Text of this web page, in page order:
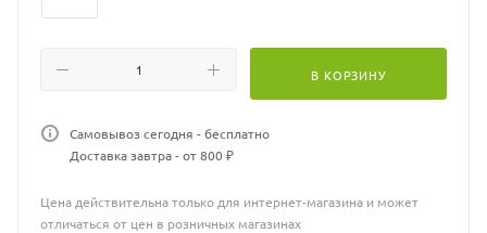
В КОРЗИНУ
Самовывоз сегодня - бесплатно
Доставка завтра - от 800 ₽
Цена действительна только для интернет-магазина и может
отличаться от цен в розничных магазинах